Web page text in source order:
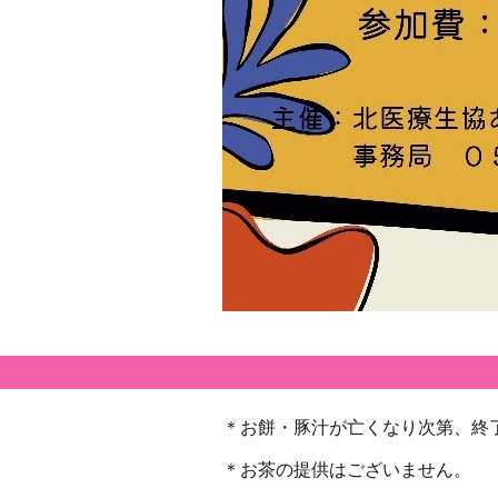
＊お餅・豚汁が亡くなり次第、終
＊お茶の提供はございません。